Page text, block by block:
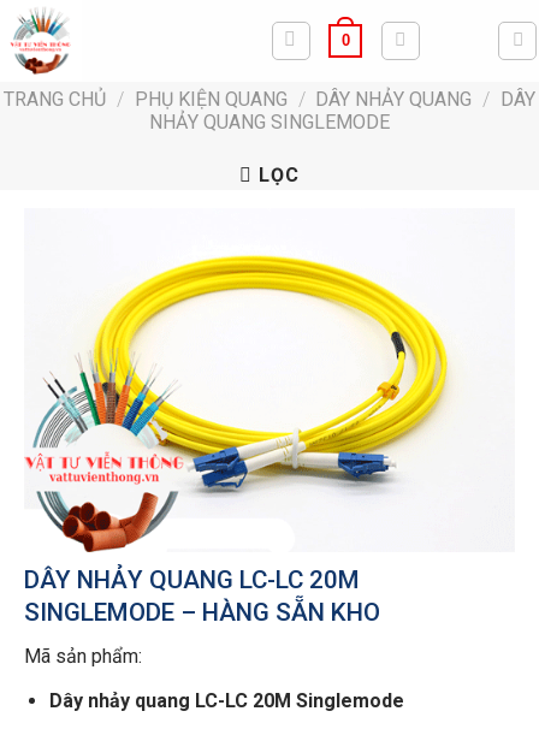
Bỏ
qua
nội
dung
0
TRANG CHỦ / PHỤ KIỆN QUANG / DÂY NHẢY QUANG / DÂY
NHẢY QUANG SINGLEMODE
LỌC
DÂY NHẢY QUANG LC-LC 20M
SINGLEMODE – HÀNG SẴN KHO
Mã sản phẩm:
Dây nhảy quang LC-LC 20M Singlemode